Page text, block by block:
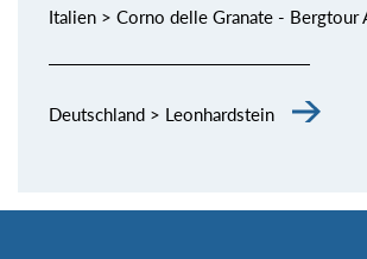
Italien > Corno delle Granate - Bergtour
Deutschland > Leonhardstein